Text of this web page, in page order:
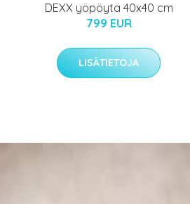
DEXX yöpöytä 40x40 cm
799 EUR
LISÄTIETOJA